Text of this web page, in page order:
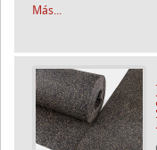
Más...